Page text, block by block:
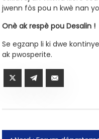
jwenn fòs pou n kwè nan
Onè ak respè pou Desalin !
Se egzanp li ki dwe
ak pwosperite.